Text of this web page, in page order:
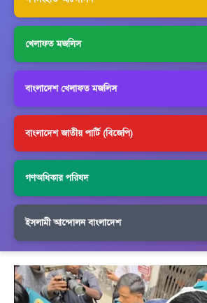
খেলাফত মজলিস
বাংলাদেশ খেলাফত মজলিস
বাংলাদেশ জাতীয় পার্টি (বিজেপি)
গণঅধিকার পরিষদ
ইসলামী আন্দোলন বাংলাদেশ